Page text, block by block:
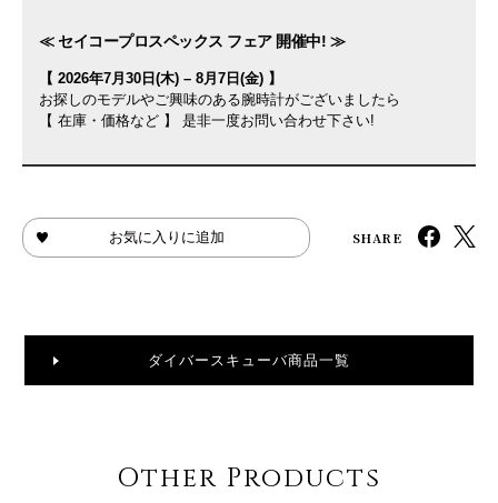
≪ セイコープロスペックス フェア 開催中! ≫
【 2026年7月30日(木) – 8月7日(金) 】
お探しのモデルやご興味のある腕時計がございましたら
【 在庫・価格など 】 是非一度お問い合わせ下さい!
お気に入りに追加 SHARE
ダイバースキューバ商品一覧
Other Products